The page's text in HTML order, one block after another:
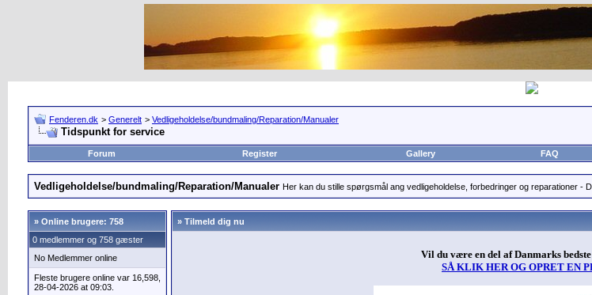
Fenderen.dk > Generelt > Vedligeholdelse/bundmaling/Reparation/Manualer
Tidspunkt for service
Forum
Register Gallery FAQ
Vedligeholdelse/bundmaling/Reparation/Manualer Her kan du stille spørgsmål ang vedligeholdelse, forbedringer og reparationer -
» Online brugere: 758
0 medlemmer og 758 gæster
No Medlemmer online
Fleste brugere online var 16,598,
28-04-2026 at 09:03.
» Tilmeld dig nu
Vil du være en del af Danmarks
SÅ KLIK HER OG OPRET EN